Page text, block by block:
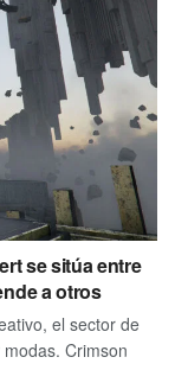
se sitúa entre
a otros
el sector de
Crimson